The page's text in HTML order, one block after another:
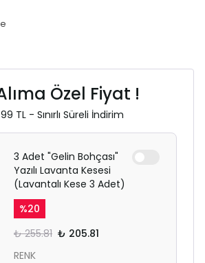
Özel Fiyat !
TL - Sınırlı Süreli İndirim
3 Adet "Gelin Bohçası"
Yazılı Lavanta Kesesi
(Lavantalı Kese 3 Adet)
%20
₺ 255.81 ₺ 205.81
RENK